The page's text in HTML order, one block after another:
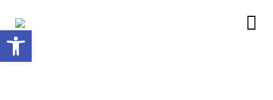
Abrir barra de herramientas